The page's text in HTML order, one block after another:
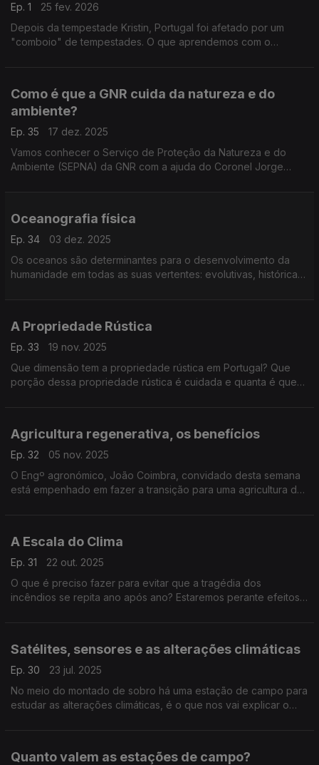
Ep. 1
25 fev. 2026
Depois da tempestade Kristin, Portugal foi afetado por um
"comboio" de tempestades. O que aprendemos com o
Como é que a GNR cuida da natureza e do
ambiente?
Ep. 35
17 dez. 2025
Vamos conhecer o Serviço de Proteção da Natureza e do
Ambiente (SEPNA) da GNR com a ajuda do Coronel Jorge
Oceanografia física
Ep. 34
03 dez. 2025
Os oceanos são determinantes para o desenvolvimento da
humanidade em todas as suas vertentes: evolutivas, históricas,
A Propriedade Rústica
Ep. 33
19 nov. 2025
Que dimensão tem a propriedade rústica em Portugal? Que
porção dessa propriedade rústica é cuidada e quanta é que
Agricultura regenerativa, os benefícios
Ep. 32
05 nov. 2025
O Engº agronómico, João Coimbra, convidado desta semana
está empenhado em fazer a transição para uma agricultura de
A Escala do Clima
Ep. 31
22 out. 2025
O que é preciso fazer para evitar que a tragédia dos
incêndios se repita ano após ano? Estaremos perante efeitos
Satélites, sensores e as alterações climáticas
Ep. 30
23 jul. 2025
No meio do montado de sobro há uma estação de campo para
estudar as alterações climáticas, é o que nos vai explicar o
Quanto valem as estações de campo?